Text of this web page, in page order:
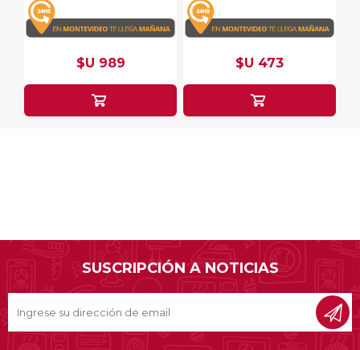
$U 989 $U 473
SUSCRIPCIÓN A NOTICIAS